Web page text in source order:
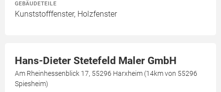
GEBÄUDETEILE
Kunststofffenster, Holzfenster
Hans-Dieter Stetefeld Maler GmbH
Am Rheinhessenblick 17, 55296 Harxheim (14km von 55296
Spiesheim)